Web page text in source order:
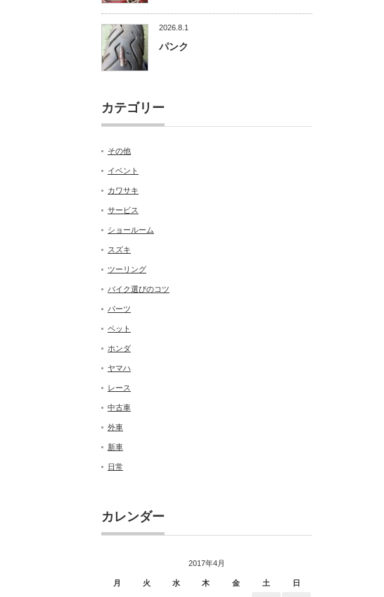
2026.8.1
パンク
カテゴリー
その他
イベント
カワサキ
サービス
ショールーム
スズキ
ツーリング
バイク選びのコツ
パーツ
ペット
ホンダ
ヤマハ
レース
中古車
外車
新車
日常
カレンダー
2017年4月
月 火 水 木 金 土 日